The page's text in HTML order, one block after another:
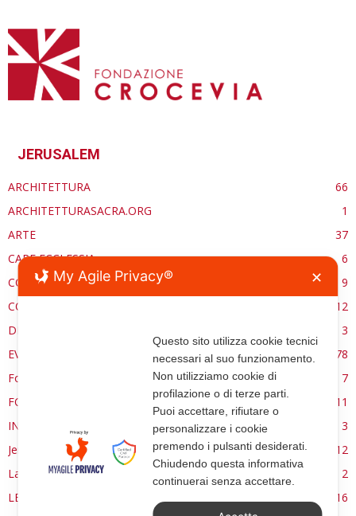
JERUSALEM
ARCHITETTURA
66
ARCHITETTURASACRA.ORG
1
ARTE
37
CARE ECCLESSIA
6
CONSERVAZIONE
9
CONTROCANTO
12
DE RE AEDIFICATORIA
3
EVENTI
78
Forma, spazio e ordine
7
FORMAZIONE
11
INTERVIEW
3
Jerusalem
12
La Materia e l'Immagine
2
LETTURE
16
My Agile Privacy® ✕
Questo sito utilizza cookie tecnici
necessari al suo funzionamento.
Non utilizziamo cookie di
profilazione o di terze parti.
Puoi accettare, rifiutare o
personalizzare i cookie
premendo i pulsanti desiderati.
Chiudendo questa informativa
continuerai senza accettare.